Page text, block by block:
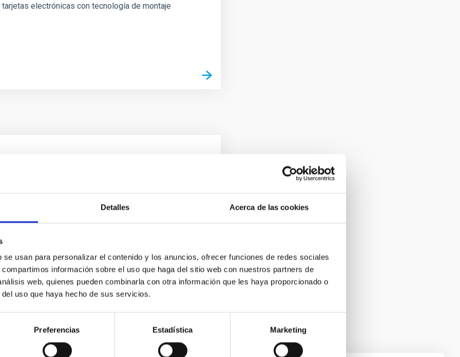
Detalles Acerca de las cookies
usan para personalizar el contenido y los anuncios, ofrecer funciones de redes sociales
información sobre el uso que haga del sitio web con nuestros partners de
web, quienes pueden combinarla con otra información que les haya proporcionado o
uso que haya hecho de sus servicios.
Preferencias Estadística Marketing
electrónicas con tecnología de montaje
tiene una amplia experiencia en el diseño y
electrónicos en general y especialmente para
dispositivos astronómicos.